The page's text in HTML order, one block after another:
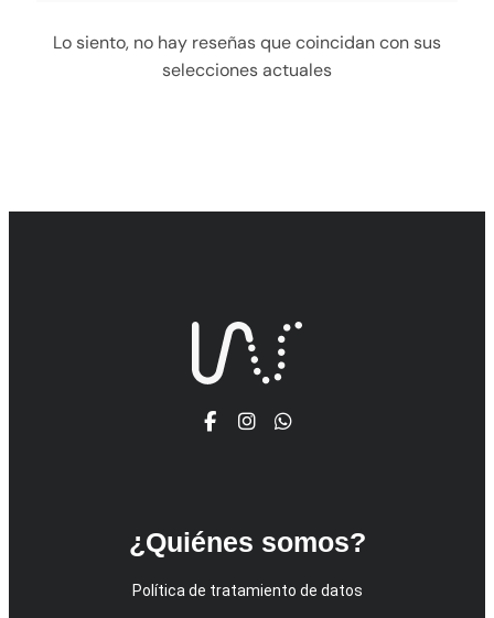
Lo siento, no hay reseñas que coincidan con sus
selecciones actuales
¿Quiénes somos?
Política de tratamiento de datos